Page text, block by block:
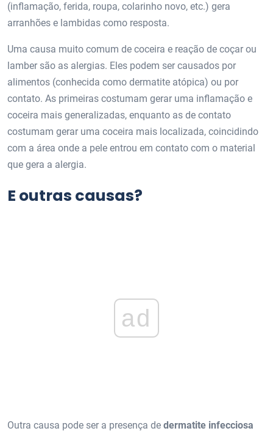
(inflamação, ferida, roupa, colarinho novo, etc.) gera
arranhões e lambidas como resposta.
Uma causa muito comum de coceira e reação de coçar ou
lamber são as alergias. Eles podem ser causados ​​por
alimentos (conhecida como dermatite atópica) ou por
contato. As primeiras costumam gerar uma inflamação e
coceira mais generalizadas, enquanto as de contato
costumam gerar uma coceira mais localizada, coincidindo
com a área onde a pele entrou em contato com o material
que gera a alergia.
E outras causas?
ad
Outra causa pode ser a presença de dermatite infecciosa